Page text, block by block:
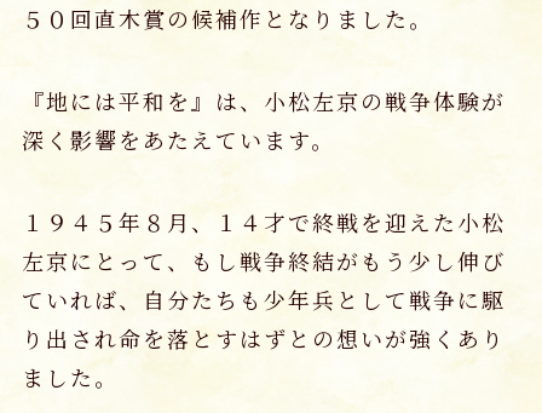
５０回直木賞の候補作となりました。
『地には平和を』は、小松左京の戦争体験が
深く影響をあたえています。
１９４５年８月、１４才で終戦を迎えた小松
左京にとって、もし戦争終結がもう少し伸び
ていれば、自分たちも少年兵として戦争に駆
り出され命を落とすはずとの想いが強くあり
ました。